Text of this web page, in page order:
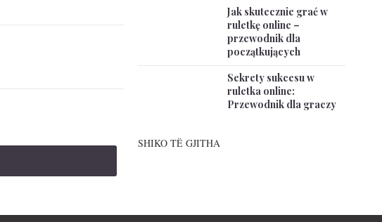
Jak skutecznie grać w
ruletkę online –
przewodnik dla
początkujących
Sekrety sukcesu w
ruletka online:
Przewodnik dla graczy
SHIKO TË GJITHA